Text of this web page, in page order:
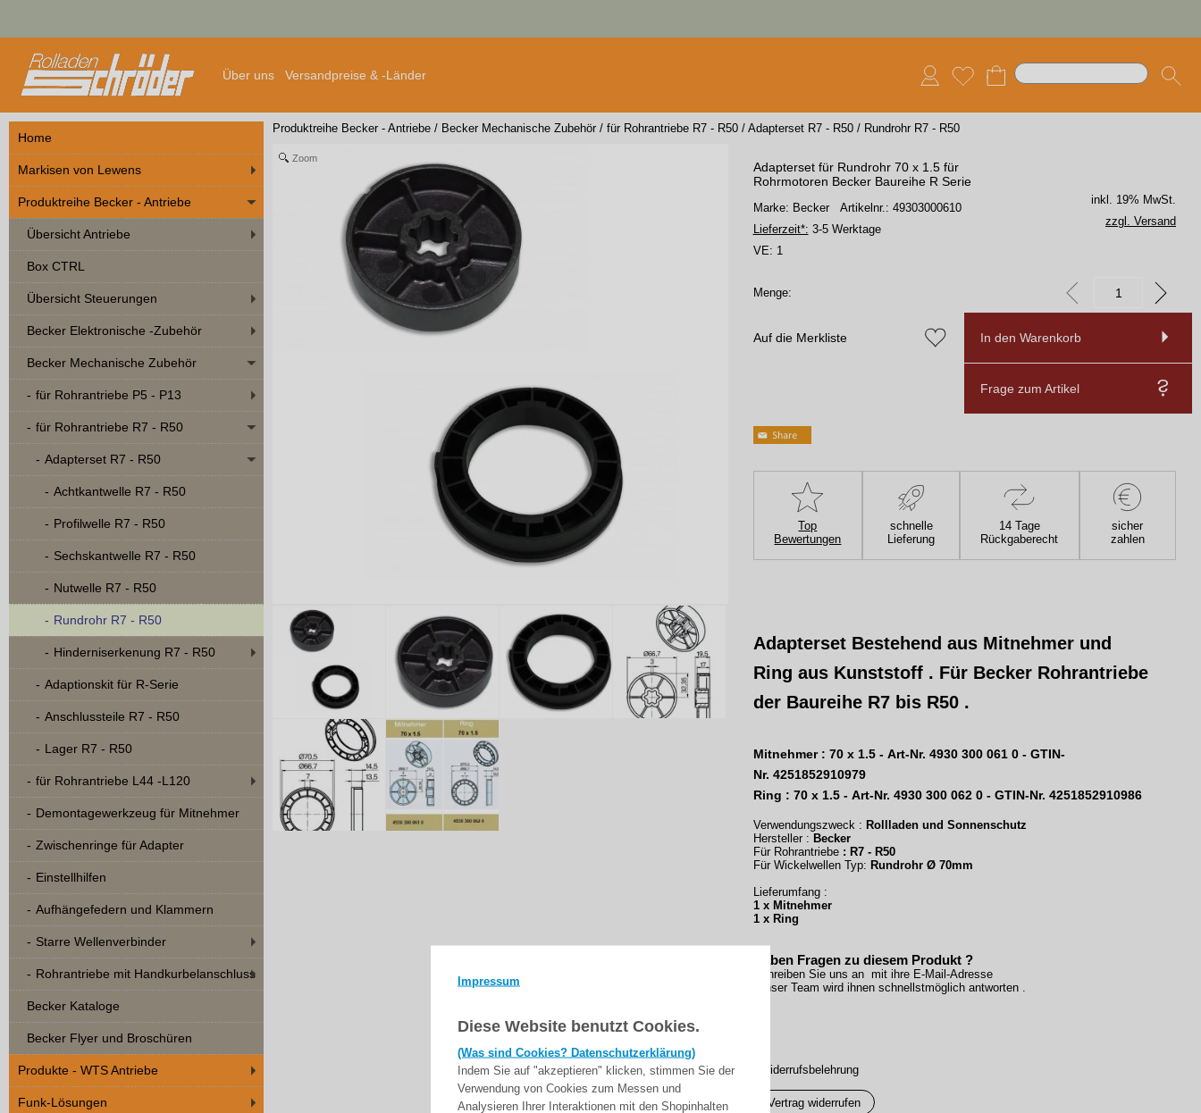
Impressum
Diese Website benutzt Cookies.
(Was sind Cookies? Datenschutzerklärung)
Indem Sie auf "akzeptieren" klicken, stimmen Sie der
Verwendung von Cookies zum Messen und
Analysieren Ihrer Interaktionen mit den Shopinhalten
Über uns Versandpreise & -Länder
Home
Markisen von Lewens
Produktreihe Becker - Antriebe
Übersicht Antriebe
Box CTRL
Übersicht Steuerungen
Becker Elektronische -Zubehör
Becker Mechanische Zubehör
für Rohrantriebe P5 - P13
für Rohrantriebe R7 - R50
Adapterset R7 - R50
Achtkantwelle R7 - R50
Profilwelle R7 - R50
Sechskantwelle R7 - R50
Nutwelle R7 - R50
Rundrohr R7 - R50
Hinderniserkenung R7 - R50
Adaptionskit für R-Serie
Anschlussteile R7 - R50
Lager R7 - R50
für Rohrantriebe L44 -L120
Demontagewerkzeug für Mitnehmer
Zwischenringe für Adapter
Einstellhilfen
Aufhängefedern und Klammern
Starre Wellenverbinder
Rohrantriebe mit Handkurbelanschluss
Becker Kataloge
Becker Flyer und Broschüren
Produkte - WTS Antriebe
Funk-Lösungen
Produktreihe Becker - Antriebe / Becker Mechanische Zubehör / für Rohrantriebe R7 - R50 / Adapterset R7 - R50 / Rundrohr R7 - R50
Zoom
Adapterset für Rundrohr 70 x 1.5 für
Rohrmotoren Becker Baureihe R Serie
Marke: Becker Artikelnr.: 49303000610
Lieferzeit*: 3-5 Werktage
VE: 1
inkl. 19% MwSt.
zzgl. Versand
Menge:
Auf die Merkliste In den Warenkorb
Frage zum Artikel
Top
Bewertungen
schnelle
Lieferung
14 Tage
Rückgaberecht
sicher
zahlen
Adapterset Bestehend aus Mitnehmer und
Ring aus Kunststoff . Für Becker Rohrantriebe
der Baureihe R7 bis R50 .
Mitnehmer : 70 x 1.5 - Art-Nr. 4930 300 061 0 - GTIN-
Nr. 4251852910979
Ring : 70 x 1.5 -Art-Nr. 4930 300 062 0 - GTIN-Nr. 4251852910986
Verwendungszweck : Rollladen und Sonnenschutz
Hersteller : Becker
Für Rohrantriebe: R7 - R50
Für Wickelwellen Typ: Rundrohr Ø 70mm
Lieferumfang :
1 x Mitnehmer
1 x Ring
Haben Fragen zu diesem Produkt ?
Schreiben Sie uns an mit ihre E-Mail-Adresse
Unser Team wird ihnen schnellstmöglich antworten .
▸Widerrufsbelehrung
Vertrag widerrufen